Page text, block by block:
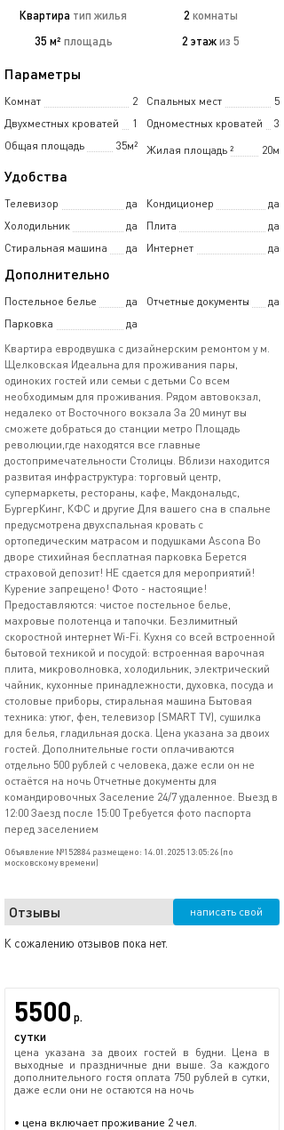
Квартира тип жилья 2 комнаты
35 м² площадь 2 этажиз 5
Параметры
Комнат 2 Спальных мест
5
Двухместных кроватей
1 Одноместных кроватей
3
Общая площадь
35м² Жилая площадь 20м
²
Удобства
Телевизор да Кондиционер
да
Холодильник
да Плита
да
Стиральная машина
да Интернет да
Дополнительно
Постельное белье да Отчетные документы
да
Парковка
да
Квартира евродвушка с дизайнерским ремонтом у м.
Щелковская Идеальна для проживания пары,
одиноких гостей или семьи с детьми Со всем
необходимым для проживания. Рядом автовокзал,
недалеко от Восточного вокзала За 20 минут вы
сможете добраться до станции метро Площадь
революции,где находятся все главные
достопримечательности Столицы. Вблизи находится
развитая инфраструктура: торговый центр,
супермаркеты, рестораны, кафе, Макдональдс,
БургерКинг, КФС и другие Для вашего сна в спальне
предусмотрена двухспальная кровать с
ортопедическим матрасом и подушками Ascona Во
дворе стихийная бесплатная парковка Берется
страховой депозит! НЕ сдается для мероприятий!
Курение запрещено! Фото - настоящие!
Предоставляются: чистое постельное белье,
махровые полотенца и тапочки. Безлимитный
скоростной интернет Wi-Fi. Кухня со всей встроенной
бытовой техникой и посудой: встроенная варочная
плита, микроволновка, холодильник, электрический
чайник, кухонные принадлежности, духовка, посуда и
столовые приборы, стиральная машина Бытовая
техника: утюг, фен, телевизор (SMART TV), сушилка
для белья, гладильная доска. Цена указана за двоих
гостей. Дополнительные гости оплачиваются
отдельно 500 рублей с человека, даже если он не
остаётся на ночь Отчетные документы для
командировочных Заселение 24/7 удаленное. Выезд в
12:00 Заезд после 15:00 Требуется фото паспорта
перед заселением
Объявление №152884 размещено: 14.01.2025 13:05:26 (по
московскому времени)
Отзывы написать свой
К сожалению отзывов пока нет.
5500 р.
сутки
цена указана за двоих гостей в будни. Цена в
выходные и праздничные дни выше. За каждого
дополнительного гостя оплата 750 рублей в сутки,
даже если они не остаются на ночь
• цена включает проживание 2 чел.